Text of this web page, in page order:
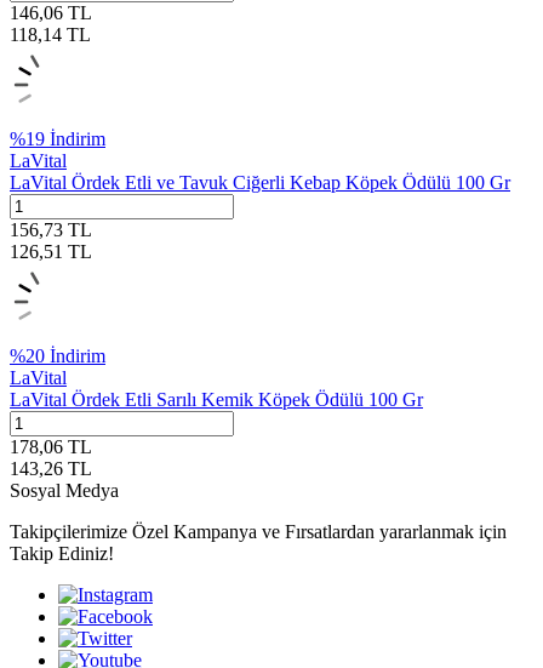
146,06 TL
118,14 TL
%19 İndirim
LaVital
LaVital Ördek Etli ve Tavuk Ciğerli Kebap Köpek Ödülü 100 Gr
156,73 TL
126,51 TL
%20 İndirim
LaVital
LaVital Ördek Etli Sarılı Kemik Köpek Ödülü 100 Gr
178,06 TL
143,26 TL
Sosyal Medya
Takipçilerimize Özel Kampanya ve Fırsatlardan yararlanmak için
Takip Ediniz!